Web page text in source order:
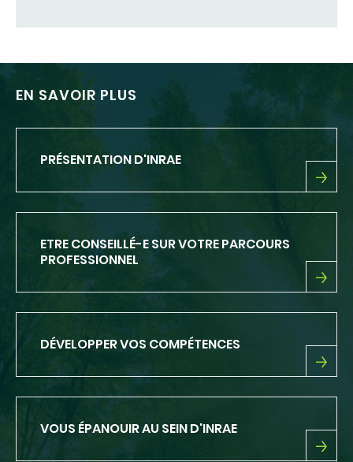
EN SAVOIR PLUS
PRÉSENTATION D'INRAE
PRÉSENTATION
ETRE CONSEILLÉ-E SUR VOTRE PARCOURS
PROFESSIONNEL
ETRE
SUR
VOTRE
PROFESSIONNEL
DÉVELOPPER VOS COMPÉTENCES
DÉVELOPPER
VOUS ÉPANOUIR AU SEIN D'INRAE